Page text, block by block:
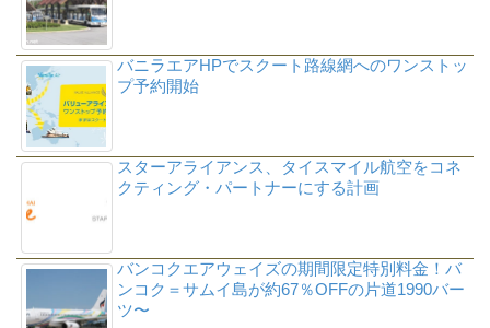
バニラエアHPでスクート路線網へのワンストッ
プ予約開始
スターアライアンス、タイスマイル航空をコネ
クティング・パートナーにする計画
バンコクエアウェイズの期間限定特別料金！バ
ンコク＝サムイ島が約67％OFFの片道1990バー
ツ〜